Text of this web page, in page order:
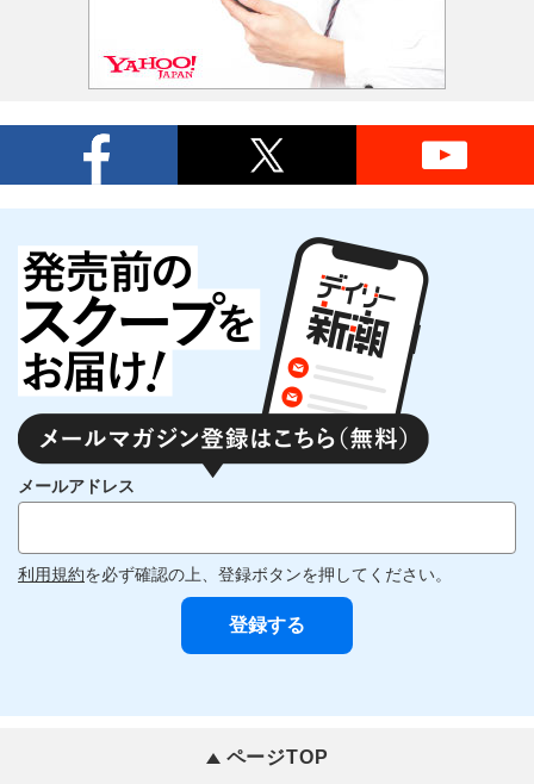
メールアドレス
利用規約を必ず確認の上、登録ボタンを押してください。
ページTOP